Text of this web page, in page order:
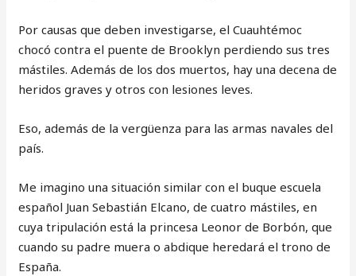
Por causas que deben investigarse, el Cuauhtémoc
chocó contra el puente de Brooklyn perdiendo sus tres
mástiles. Además de los dos muertos, hay una decena de
heridos graves y otros con lesiones leves.
Eso, además de la vergüenza para las armas navales del
país.
Me imagino una situación similar con el buque escuela
español Juan Sebastián Elcano, de cuatro mástiles, en
cuya tripulación está la princesa Leonor de Borbón, que
cuando su padre muera o abdique heredará el trono de
España.